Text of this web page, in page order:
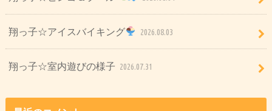
翔っ子☆アイスバイキング 2026.08.03
翔っ子☆室内遊びの様子 2026.07.31